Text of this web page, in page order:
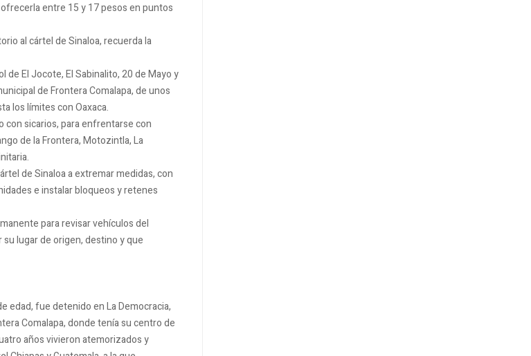
entre 15 y 17 pesos en puntos
al cártel de Sinaloa, recuerda la
de El Jocote, El Sabinalito, 20 de Mayo y
de Frontera Comalapa, de unos
los límites con Oaxaca.
con sicarios, para enfrentarse con
de la Frontera, Motozintla, La
de Sinaloa a extremar medidas, con
e instalar bloqueos y retenes
para revisar vehículos del
lugar de origen, destino y que
edad, fue detenido en La Democracia,
Comalapa, donde tenía su centro de
años vivieron atemorizados y